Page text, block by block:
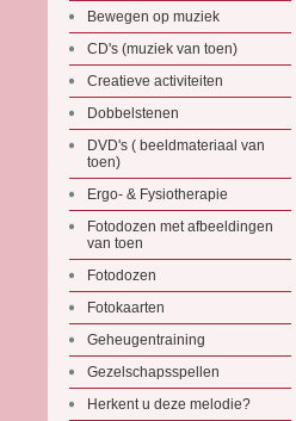
Bewegen op muziek
CD's (muziek van toen)
Creatieve activiteiten
Dobbelstenen
DVD's ( beeldmateriaal van
toen)
Ergo- & Fysiotherapie
Fotodozen met afbeeldingen
van toen
Fotodozen
Fotokaarten
Geheugentraining
Gezelschapsspellen
Herkent u deze melodie?